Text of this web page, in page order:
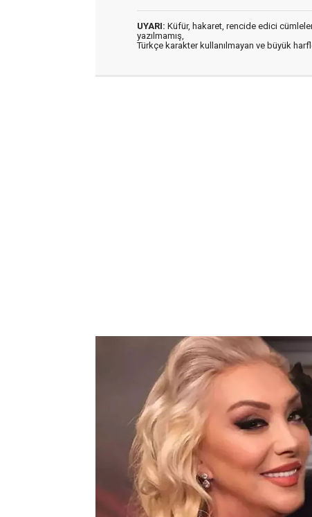
UYARI: Küfür, hakaret, rencide edici
yazılmamış,
Türkçe karakter kullanılmayan ve büyük